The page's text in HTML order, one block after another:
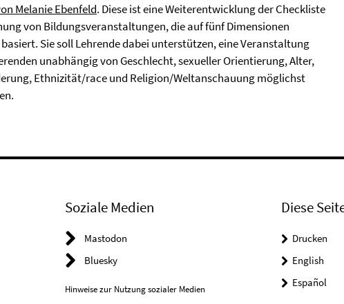
Melanie Ebenfeld. Diese ist eine Weiterentwicklung der Checkliste
von Bildungsveranstaltungen, die auf fünf Dimensionen
Sie soll Lehrende dabei unterstützen, eine Veranstaltung
unabhängig von Geschlecht, sexueller Orientierung, Alter,
Ethnizität/race und Religion/Weltanschauung möglichst
Soziale Medien
Mastodon
Bluesky
Hinweise zur Nutzung sozialer Medien
Diese
Drucken
English
Español